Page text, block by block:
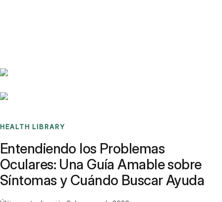
HEALTH LIBRARY
Entendiendo los Problemas
Oculares: Una Guía Amable sobre
Síntomas y Cuándo Buscar Ayuda